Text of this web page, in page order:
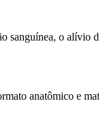
o alívio
anatômico e